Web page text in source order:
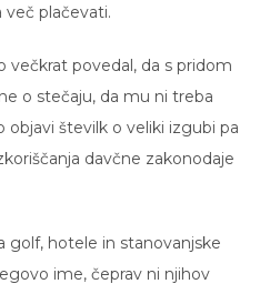
več plačevati.
večkrat povedal, da s pridom
o stečaju, da mu ni treba
številk o veliki izgubi pa
davčne zakonodaje
golf, hotele in stanovanjske
ime, čeprav ni njihov